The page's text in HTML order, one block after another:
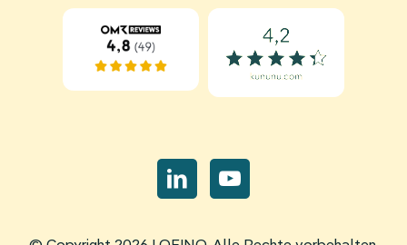
Navigation
überspringen